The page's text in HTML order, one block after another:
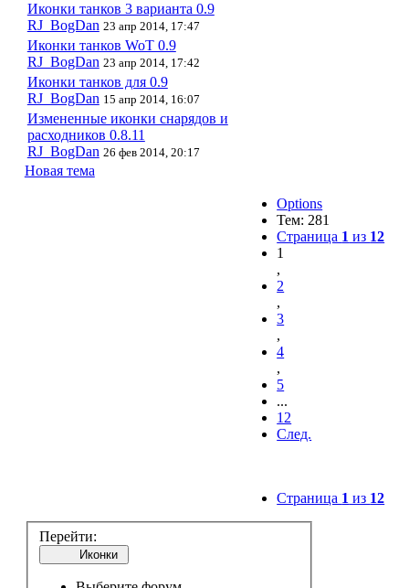
Иконки танков 3 варианта 0.9
RJ_BogDan 23 апр 2014, 17:47
Иконки танков WoT 0.9
RJ_BogDan 23 апр 2014, 17:42
Иконки танков для 0.9
RJ_BogDan 15 апр 2014, 16:07
Измененные иконки снарядов и
расходников 0.8.11
RJ_BogDan 26 фев 2014, 20:17
Новая тема
Options
Тем: 281
Страница 1 из 12
1
,
2
,
3
,
4
,
5
...
12
След.
Страница 1 из 12
Перейти:
Иконки